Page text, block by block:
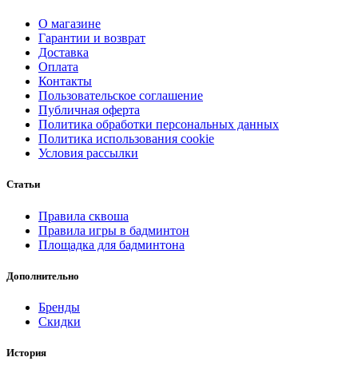
О магазине
Гарантии и возврат
Доставка
Оплата
Контакты
Пользовательское соглашение
Публичная оферта
Политика обработки персональных данных
Политика использования cookie
Условия рассылки
Статьи
Правила сквоша
Правила игры в бадминтон
Площадка для бадминтона
Дополнительно
Бренды
Скидки
История